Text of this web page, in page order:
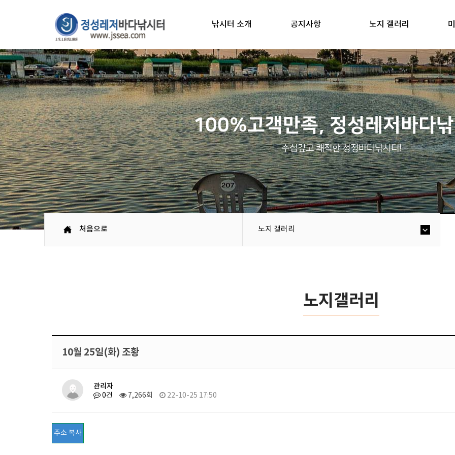
낚시터 소개 공지사항 노지 갤러리
100%고객만족, 정성레저바다
수심깊고 쾌적한 청정바다낚시터!
처음으로 노지 갤러리
노지갤러리
10월 25일(화) 조황
관리자
0건 7,266회 22-10-25 17:50
주소 복사